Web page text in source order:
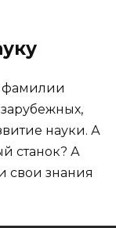
фамилии
науки. А
станок? А
свои знания